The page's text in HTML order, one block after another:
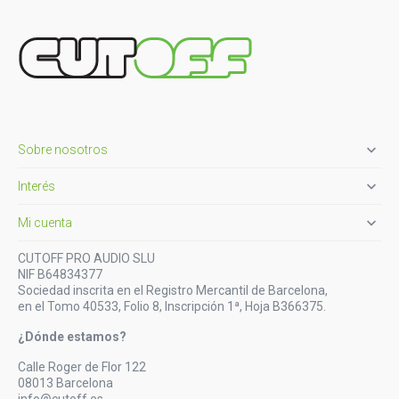
Sobre nosotros 
Interés 
Mi cuenta 
CUTOFF PRO AUDIO SLU
NIF B64834377
Sociedad inscrita en el Registro Mercantil de Barcelona,
en el Tomo 40533, Folio 8, Inscripción 1ª, Hoja B366375.
¿Dónde estamos?
Calle Roger de Flor 122
08013 Barcelona